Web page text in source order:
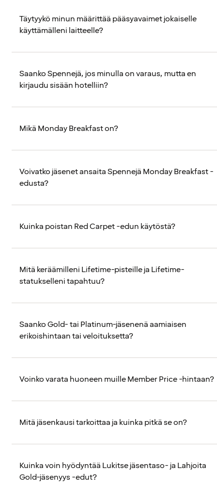
Täytyykö minun määrittää pääsyavaimet jokaiselle
käyttämälleni laitteelle?
Saanko Spennejä, jos minulla on varaus, mutta en
kirjaudu sisään hotelliin?
Mikä Monday Breakfast on?
Voivatko jäsenet ansaita Spennejä Monday Breakfast -
edusta?
Kuinka poistan Red Carpet -edun käytöstä?
Mitä keräämilleni Lifetime-pisteille ja Lifetime-
statukselleni tapahtuu?
Saanko Gold- tai Platinum-jäsenenä aamiaisen
erikoishintaan tai veloituksetta?
Voinko varata huoneen muille Member Price -hintaan?
Mitä jäsenkausi tarkoittaa ja kuinka pitkä se on?
Kuinka voin hyödyntää Lukitse jäsentaso- ja Lahjoita
Gold-jäsenyys -edut?